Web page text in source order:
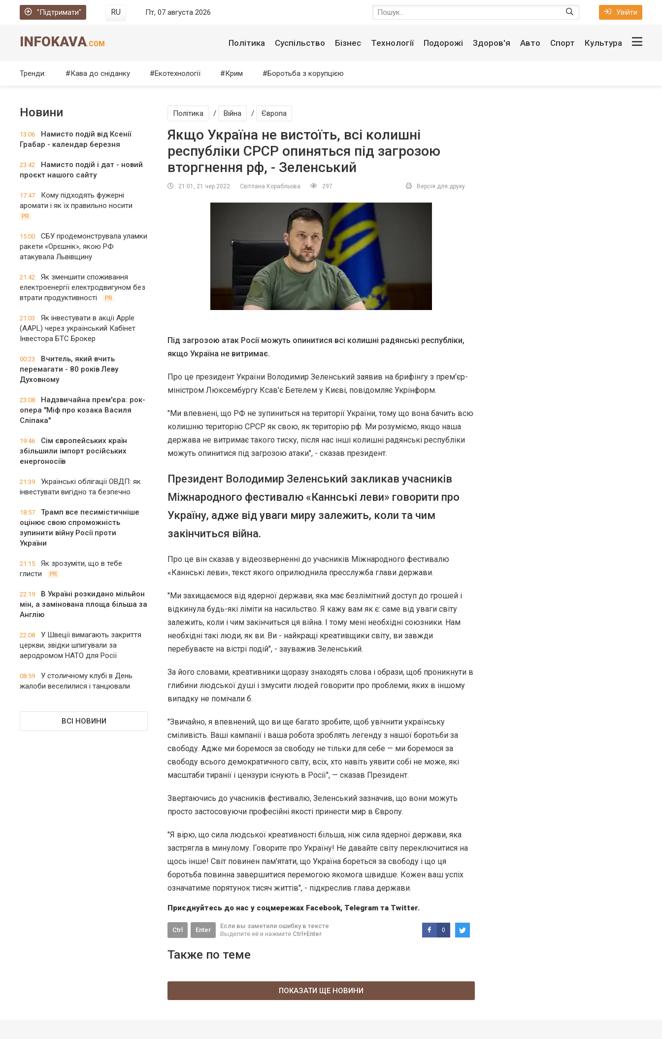
"Підтримати" RU Пт, 07 августа 2026 Увійти
INFOKAVA.COM Політика Суспільство Бізнес Технології Подорожі Здоров'я Авто Спорт Культура
Тренди: Кава до сніданку Екотехнології Крим Боротьба з корупцією
Новини
13:06
Намисто подій від Ксенії
Грабар - календар березня
23:42
Намисто подій і дат - новий
проєкт нашого сайту
17:47
Кому підходять фужерні
аромати і як їх правильно носити
PR
15:00
СБУ продемонструвала уламки
ракети «Орєшнік», якою РФ
атакувала Львівщину
21:42
Як зменшити споживання
електроенергії електродвигуном без
втрати продуктивності
PR
21:03
Як інвестувати в акції Apple
(AAPL) через український Кабінет
Інвестора БТС Брокер
00:23
Вчитель, який вчить
перемагати - 80 років Леву
Духовному
23:08
Надзвичайна прем'єра: рок-
опера "Міф про козака Василя
Сліпака"
19:46
Сім європейських країн
збільшили імпорт російських
енергоносіїв
21:39
Українські облігації ОВДП: як
інвестувати вигідно та безпечно
18:57
Трамп все песимістичніше
оцінює свою спроможність
зупинити війну Росії проти
України
21:15
Як зрозуміти, що в тебе
глисти
PR
22:19
В Україні розкидано мільйон
мін, а замінована площа більша за
Англію
22:08
У Швеції вимагають закриття
церкви, звідки шпигували за
аеродромом НАТО для Росії
08:59
У столичному клубі в День
жалоби веселилися і танцювали
ВСІ НОВИНИ
Політика / Війна / Європа
Якщо Україна не вистоїть, всі колишні
республіки СРСР опиняться під загрозою
вторгнення рф, - Зеленський
21:01, 21 чер 2022 Світлана Корабльова 297 Версія для друку
Під загрозою атак Росії можуть опинитися всі колишні радянські республіки,
якщо Україна не витримає.
Про це президент України Володимир Зеленський заявив на брифінгу з прем'єр-
міністром Люксембургу Ксав'є Бетелем у Києві, повідомляє Укрінформ.
"Ми впевнені, що РФ не зупиниться на території України, тому що вона бачить всю
колишню територію СРСР як свою, як територію рф. Ми розуміємо, якщо наша
держава не витримає такого тиску, після нас інші колишні радянські республіки
можуть опинитися під загрозою атаки", - сказав президент.
Президент Володимир Зеленський закликав учасників
Міжнародного фестивалю «Каннські леви» говорити про
Україну, адже від уваги миру залежить, коли та чим
закінчиться війна.
Про це він сказав у відеозверненні до учасників Міжнародного фестивалю
«Каннські леви», текст якого оприлюднила пресслужба глави держави.
"Ми захищаємося від ядерної держави, яка має безлімітний доступ до грошей і
відкинула будь-які ліміти на насильство. Я кажу вам як є: саме від уваги світу
залежить, коли і чим закінчиться ця війна. І тому мені необхідні союзники. Нам
необхідні такі люди, як ви. Ви - найкращі креативщики світу, ви завжди
перебуваєте на вістрі подій", - зауважив Зеленський.
За його словами, креативники щоразу знаходять слова і образи, щоб проникнути в
глибини людської душі і змусити людей говорити про проблеми, яких в іншому
випадку не помічали б.
"Звичайно, я впевнений, що ви ще багато зробите, щоб увічнити українську
сміливість. Ваші кампанії і ваша робота зроблять легенду з нашої боротьби за
свободу. Адже ми боремося за свободу не тільки для себе — ми боремося за
свободу всього демократичного світу, всіх, хто навіть уявити собі не може, які
масштаби тиранії і цензури існують в Росії", — сказав Президент.
Звертаючись до учасників фестивалю, Зеленський зазначив, що вони можуть
просто застосовуючи професійні якості принести мир в Європу.
"Я вірю, що сила людської креативності більша, ніж сила ядерної держави, яка
застрягла в минулому. Говорите про Україну! Не давайте світу переключитися на
щось інше! Світ повинен пам'ятати, що Україна бореться за свободу і що ця
боротьба повинна завершитися перемогою якомога швидше. Кожен ваш успіх
означатиме порятунок тисяч життів", - підкреслив глава держави.
Приєднуйтесь до нас у соцмережах Facebook, Telegram та Twitter.
Ctrl Enter
Если вы заметили ошибку в тексте
Выделите её и нажмите Ctrl+Enter 0
Также по теме
ПОКАЗАТИ ЩЕ НОВИНИ